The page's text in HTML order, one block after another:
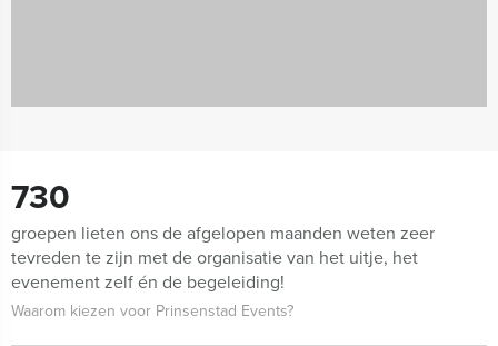
730
groepen lieten ons de afgelopen maanden weten zeer
tevreden te zijn met de organisatie van het uitje, het
evenement zelf én de begeleiding!
Waarom kiezen voor Prinsenstad Events?